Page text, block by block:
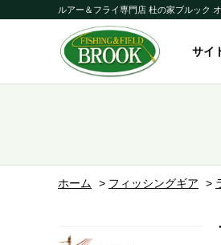
ルアー＆フライ専門店 杜の家ブルック
サイ
ホーム > フィッシングギア >